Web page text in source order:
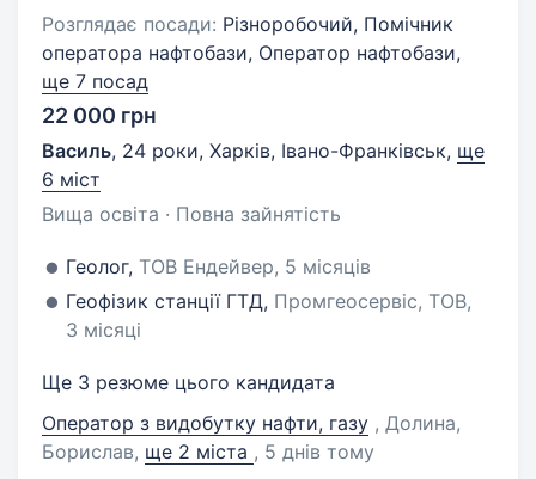
Розглядає посади: Різноробочий, Помічник
оператора нафтобази, Оператор нафтобази,
ще 7 посад
22 000 грн
Василь, 24 роки, Харків, Івано-Франківськ, ще
6 міст
Вища освіта · Повна зайнятість
Геолог, ТОВ Ендейвер, 5 місяців
Геофізик станції ГТД, Промгеосервіс, ТОВ,
3 місяці
Ще 3 резюме цього кандидата
Оператор з видобутку нафти, газу , Долина,
Борислав, ще 2 міста , 5 днів тому